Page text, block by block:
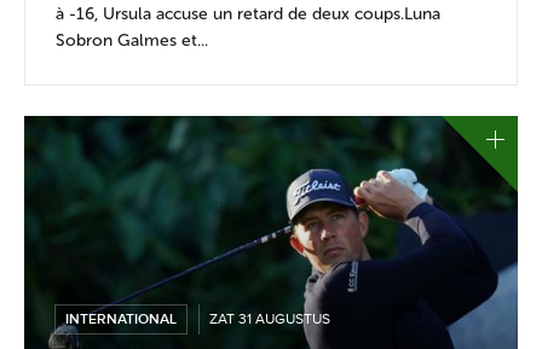
à -16, Ursula accuse un retard de deux coups.Luna
Sobron Galmes et...
INTERNATIONAL ZAT 31 AUGUSTUS